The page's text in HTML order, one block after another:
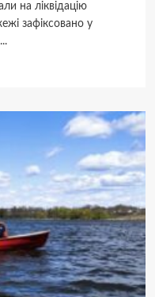
на ліквідацію
зафіксовано у